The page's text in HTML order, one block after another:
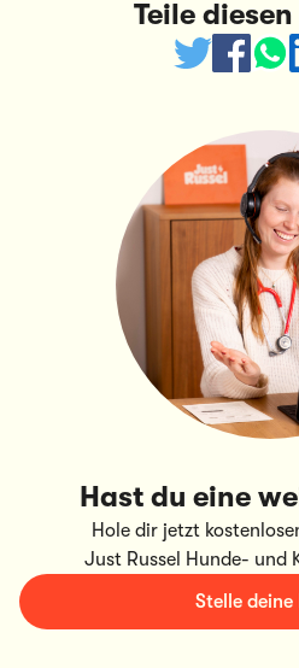
unsere Kundinnen und
natürlich auch.Teile
Hast du eine
Hole dir jetzt
Just Russel Hunde- und
Stelle deine